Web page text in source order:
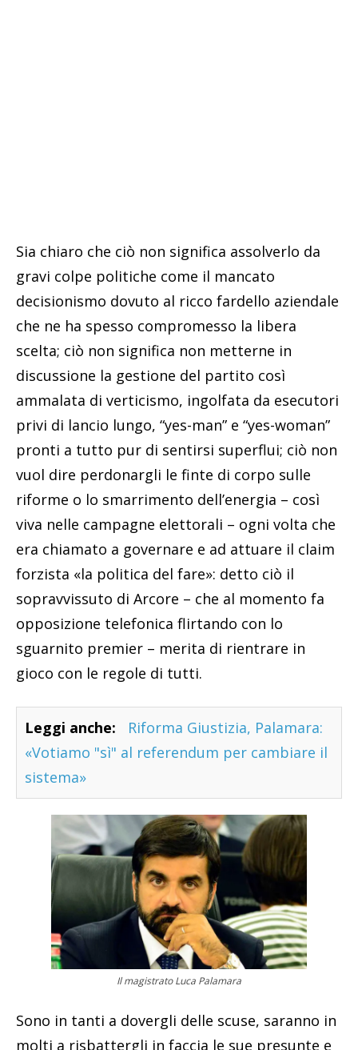
Sia chiaro che ciò non significa assolverlo da
gravi colpe politiche come il mancato
decisionismo dovuto al ricco fardello aziendale
che ne ha spesso compromesso la libera
scelta; ciò non significa non metterne in
discussione la gestione del partito così
ammalata di verticismo, ingolfata da esecutori
privi di lancio lungo, “yes-man” e “yes-woman”
pronti a tutto pur di sentirsi superflui; ciò non
vuol dire perdonargli le finte di corpo sulle
riforme o lo smarrimento dell’energia – così
viva nelle campagne elettorali – ogni volta che
era chiamato a governare e ad attuare il claim
forzista «la politica del fare»: detto ciò il
sopravvissuto di Arcore – che al momento fa
opposizione telefonica flirtando con lo
sguarnito premier – merita di rientrare in
gioco con le regole di tutti.
Leggi anche:
Riforma Giustizia, Palamara:
«Votiamo "sì" al referendum per cambiare il
sistema»
Il magistrato Luca Palamara
Sono in tanti a dovergli delle scuse, saranno in
molti a risbattergli in faccia le sue presunte e